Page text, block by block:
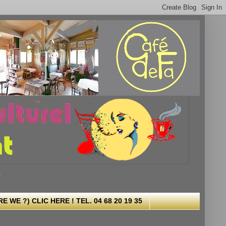
WE ?) CLIC HERE ! TEL. 04 68 20 19 35